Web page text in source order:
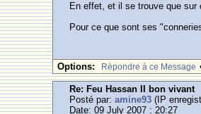
En effet, et il se trouve que sur
Pour ce que sont ses
Options: Rèpondre à ce Message
Re: Feu Hassan II bon vivant
Posté par:amine93 (IP
Date: 09 July 2007 : 20:27